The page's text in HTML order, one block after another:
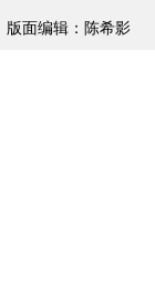
版面编辑：陈希影